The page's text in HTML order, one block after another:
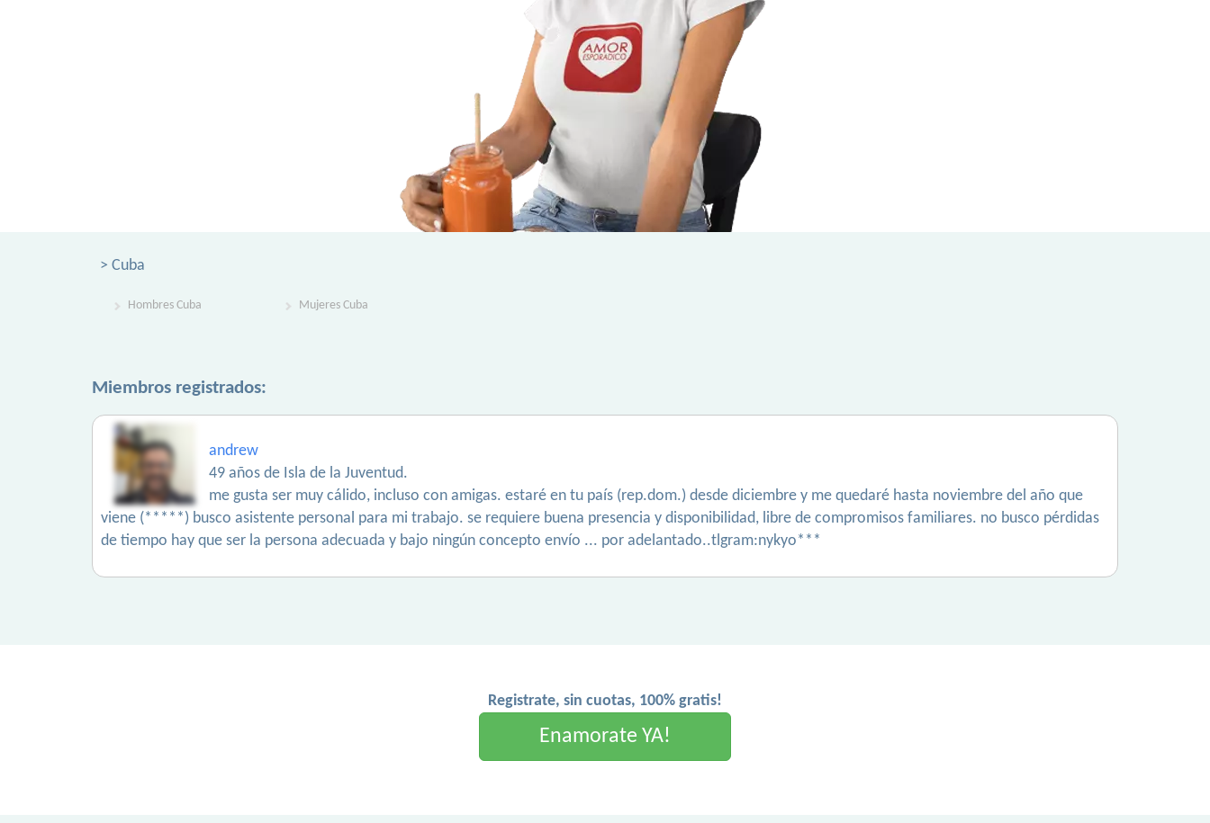
> Cuba
Hombres Cuba Mujeres Cuba
Miembros registrados:
andrew
49 años de Isla de la Juventud.
me gusta ser muy cálido, incluso con amigas. estaré en tu país (rep.dom.) desde diciembre y me quedaré hasta noviembre del año que
viene (*****) busco asistente personal para mi trabajo. se requiere buena presencia y disponibilidad, libre de compromisos familiares. no busco pérdidas
de tiempo hay que ser la persona adecuada y bajo ningún concepto envío ... por adelantado..tlgram:nykyo***
Registrate, sin cuotas, 100% gratis!
Enamorate YA!